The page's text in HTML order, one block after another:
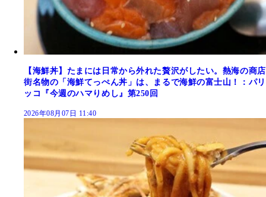
【海鮮丼】たまには日常から外れた贅沢がしたい。熱海の商店
街名物の「海鮮てっぺん丼」は、まるで海鮮の富士山！：パリ
ッコ『今週のハマりめし』第250回
2026年08月07日 11:40